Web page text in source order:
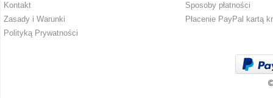
Kontakt
Zasady i Warunki
Polityką Prywatności
Sposoby płatności
Płacenie PayPal kartą